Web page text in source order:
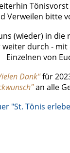
Verweilen bitte
(wieder) in die
durch - mit
Einzelnen von
Dank"für
an alle
"St. Tönis